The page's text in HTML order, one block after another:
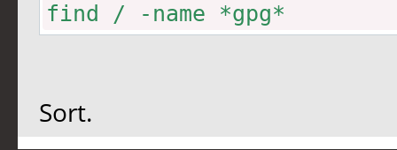
find / -name *gpg*
Sort.